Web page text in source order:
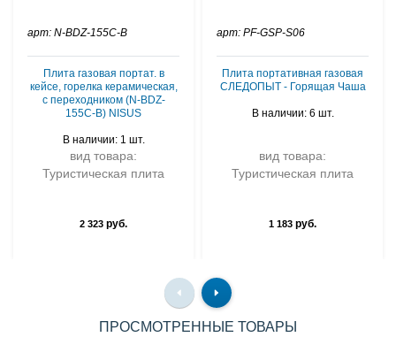
арт: N-BDZ-155C-B
Плита газовая портат. в
кейсе, горелка керамическая,
с переходником (N-BDZ-
155C-B) NISUS
В наличии: 1 шт.
вид товара:
Туристическая плита
2 323 руб.
арт: PF-GSP-S06
Плита портативная газовая
СЛЕДОПЫТ - Горящая Чаша
В наличии: 6 шт.
вид товара:
Туристическая плита
1 183 руб.
ПРОСМОТРЕННЫЕ ТОВАРЫ